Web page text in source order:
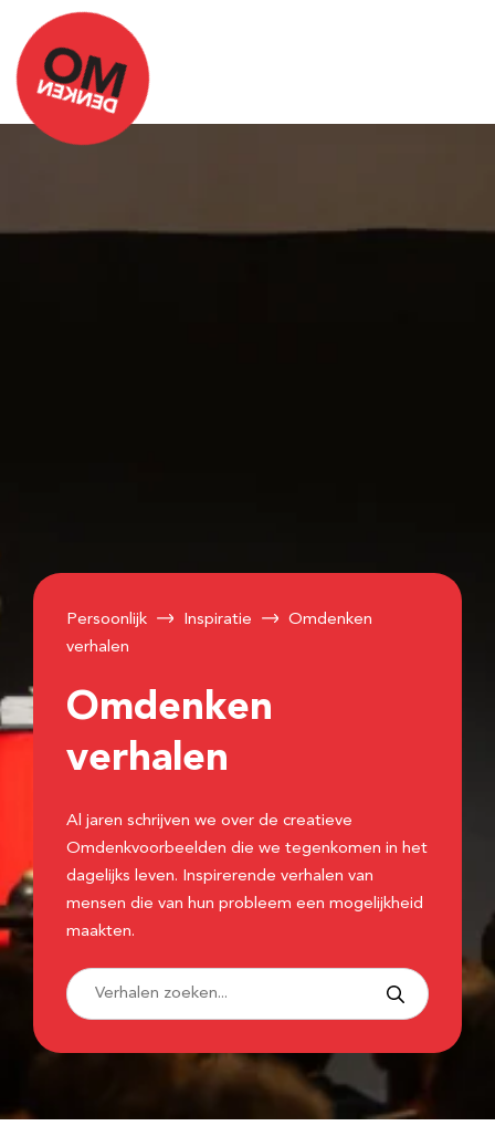
Persoonlijk Inspiratie
Omdenken
verhalen
Omdenken
verhalen
Al jaren schrijven we over de creatieve
Omdenkvoorbeelden die we tegenkomen in het
dagelijks leven. Inspirerende verhalen van
mensen die van hun probleem een mogelijkheid
maakten.